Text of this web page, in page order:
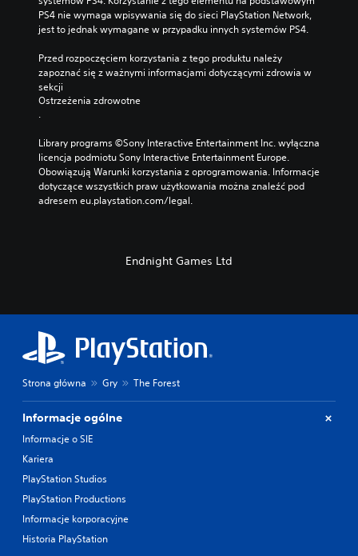
PS4 nie wymaga wpisywania się do sieci PlayStation Network,
jest to jednak wymagane w przypadku innych systemów PS4.
Przed rozpoczęciem korzystania z tego produktu należy
zapoznać się z ważnymi informacjami dotyczącymi zdrowia w
sekcji
Ostrzeżenia zdrowotne
.
Library programs ©Sony Interactive Entertainment Inc. wyłączna
licencja podmiotu Sony Interactive Entertainment Europe.
Obowiązują Warunki korzystania z oprogramowania. Informacje
dotyczące wszystkich praw użytkowania można znaleźć pod
adresem eu.playstation.com/legal.
Endnight Games Ltd
Strona główna Gry The Forest
Informacje ogólne
Informacje o SIE
Kariera
PlayStation Studios
PlayStation Productions
Informacje korporacyjne
Historia PlayStation